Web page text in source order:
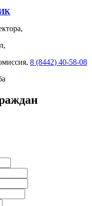
8 (8442) 40-58-08